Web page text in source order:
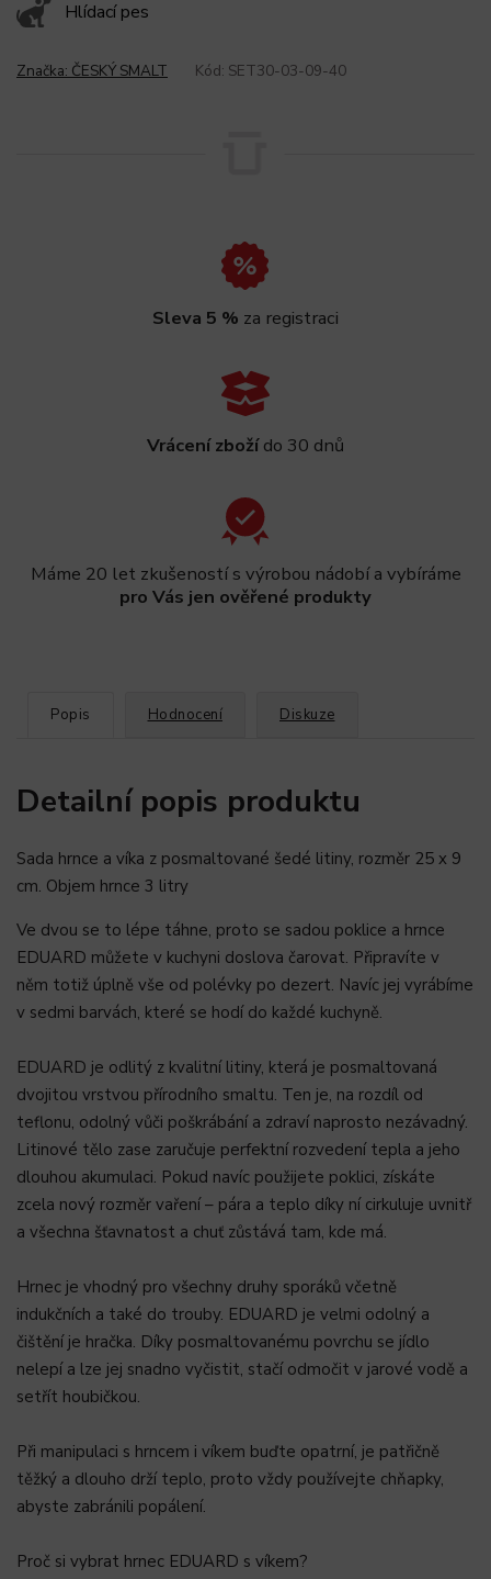
Hlídací pes
Značka: ČESKÝ SMALT Kód: SET30-03-09-40
Sleva 5 % za registraci
Vrácení zbožído 30 dnů
Máme 20 let zkušeností s výrobou nádobí a vybíráme
pro Vás jen ověřené produkty
Popis Hodnocení Diskuze
Detailní popis produktu
Sada hrnce a víka z posmaltované šedé litiny, rozměr 25 x 9
cm. Objem hrnce 3 litry
Ve dvou se to lépe táhne, proto se sadou poklice a hrnce
EDUARD můžete v kuchyni doslova čarovat. Připravíte v
něm totiž úplně vše od polévky po dezert. Navíc jej vyrábíme
v sedmi barvách, které se hodí do každé kuchyně.
EDUARD je odlitý z kvalitní litiny, která je posmaltovaná
dvojitou vrstvou přírodního smaltu. Ten je, na rozdíl od
teflonu, odolný vůči poškrábání a zdraví naprosto nezávadný.
Litinové tělo zase zaručuje perfektní rozvedení tepla a jeho
dlouhou akumulaci. Pokud navíc použijete poklici, získáte
zcela nový rozměr vaření – pára a teplo díky ní cirkuluje uvnitř
a všechna šťavnatost a chuť zůstává tam, kde má.
Hrnec je vhodný pro všechny druhy sporáků včetně
indukčních a také do trouby. EDUARD je velmi odolný a
čištění je hračka. Díky posmaltovanému povrchu se jídlo
nelepí a lze jej snadno vyčistit, stačí odmočit v jarové vodě a
setřít houbičkou.
Při manipulaci s hrncem i víkem buďte opatrní, je patřičně
těžký a dlouho drží teplo, proto vždy používejte chňapky,
abyste zabránili popálení.
Proč si vybrat hrnec EDUARD s víkem?